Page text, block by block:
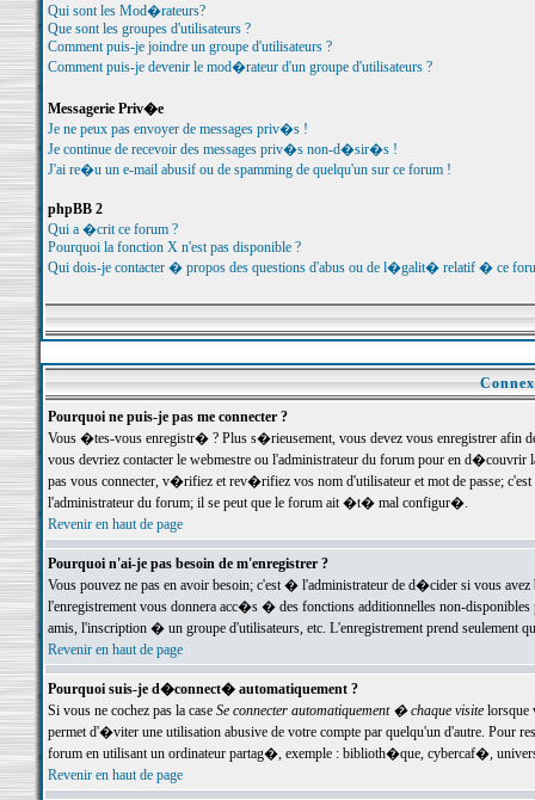
Qui sont les Mod�rateurs?
Que sont les groupes d'utilisateurs ?
Comment puis-je joindre un groupe d'utilisateurs ?
Comment puis-je devenir le mod�rateur d'un groupe d'utilisateurs ?
Messagerie Priv�e
Je ne peux pas envoyer de messages priv�s !
Je continue de recevoir des messages priv�s non-d�sir�s !
J'ai re�u un e-mail abusif ou de spamming de quelqu'un sur ce forum !
phpBB 2
Qui a �crit ce forum ?
Pourquoi la fonction X n'est pas disponible ?
Qui dois-je contacter � propos des questions d'abus ou de l�galit� relatif � ce
Pourquoi ne puis-je pas me connecter ?
Vous �tes-vous enregistr� ? Plus s�rieusement, vous devez vous enregistrer
vous devriez contacter le webmestre ou l'administrateur du forum pour en
pas vous connecter, v�rifiez et rev�rifiez vos nom d'utilisateur et mot de passe;
l'administrateur du forum; il se peut que le forum ait �t� mal configur�.
Revenir en haut de page
Pourquoi n'ai-je pas besoin de m'enregistrer ?
Vous pouvez ne pas en avoir besoin; c'est � l'administrateur de d�cider si vous
l'enregistrement vous donnera acc�s � des fonctions additionnelles non-
amis, l'inscription � un groupe d'utilisateurs, etc. L'enregistrement prend seulement
Revenir en haut de page
Pourquoi suis-je d�connect� automatiquement ?
Si vous ne cochez pas la case Se connecter automatiquement � chaque visitelorsque
permet d'�viter une utilisation abusive de votre compte par quelqu'un d'autre. Pour
forum en utilisant un ordinateur partag�, exemple : biblioth�que, cybercaf�,
Revenir en haut de page